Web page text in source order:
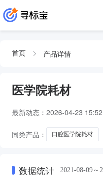
首页 产品详情
医学院耗材
最新动态： 2026-04-23 15:52
同类产品： 口腔医学院耗材
数据统计 2021-08-09～